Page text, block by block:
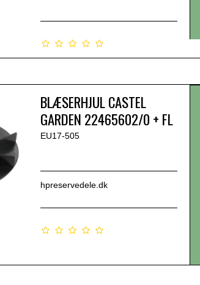
BLÆSERHJUL CASTEL
GARDEN 22465602/0 + FL
EU17-505
hpreservedele.dk